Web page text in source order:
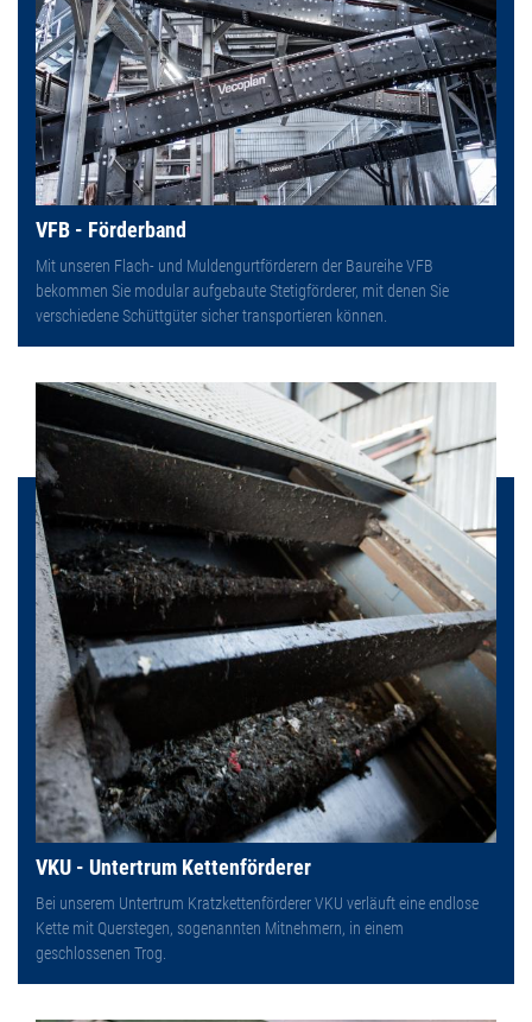
VFB - Förderband
Mit unseren Flach- und Muldengurtförderern der Baureihe VFB
bekommen Sie modular aufgebaute Stetigförderer, mit denen Sie
verschiedene Schüttgüter sicher transportieren können.
VKU - Untertrum Kettenförderer
Bei unserem Untertrum Kratzkettenförderer VKU verläuft eine endlose
Kette mit Querstegen, sogenannten Mitnehmern, in einem
geschlossenen Trog.